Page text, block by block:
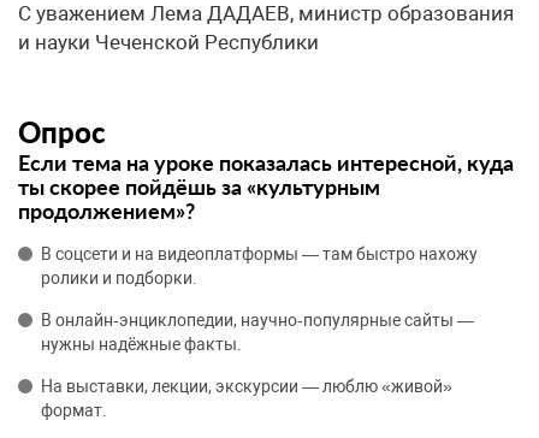
С уважением Лема ДАДАЕВ, министр образования
и науки Чеченской Республики
Опрос
Если тема на уроке показалась интересной, куда
ты скорее пойдёшь за «культурным
продолжением»?
В соцсети и на видеоплатформы — там быстро нахожу
ролики и подборки.
В онлайн‑энциклопедии, научно‑популярные сайты —
нужны надёжные факты.
На выставки, лекции, экскурсии — люблю «живой»
формат.